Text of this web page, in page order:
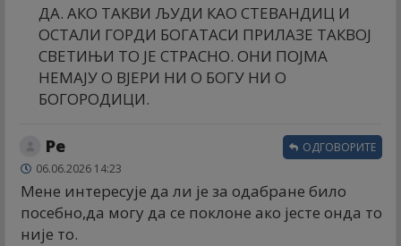
ДА. АКО ТАКВИ ЉУДИ КАО СТЕВАНДИЦ И
ОСТАЛИ ГОРДИ БОГАТАСИ ПРИЛАЗЕ ТАКВОЈ
СВЕТИЊИ ТО ЈЕ СТРАСНО. ОНИ ПОЈМА
НЕМАЈУ О ВЈЕРИ НИ О БОГУ НИ О
БОГОРОДИЦИ.
Ре
06.06.2026 14:23
Мене интересује да ли је за одабране било
посебно,да могу да се поклоне ако јесте онда то
није то.
ОДГОВОРИТЕ